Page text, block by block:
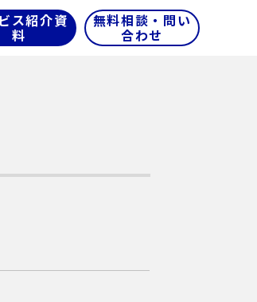
ス紹介資
料
無料相談・問い
合わせ